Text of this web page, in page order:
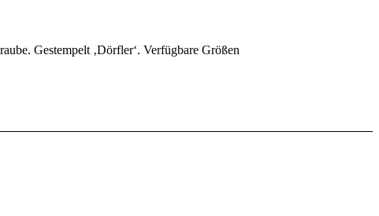
Gestempelt ‚Dörfler‘. Verfügbare Größen